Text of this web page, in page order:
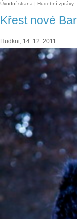
Úvodní strana | Hudební zprávy
Křest nové
Hudkni, 14. 12. 2011